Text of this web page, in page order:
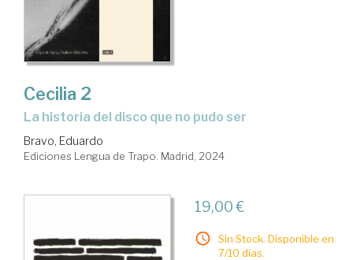
Cecilia 2
La historia del disco que no pudo ser
Bravo, Eduardo
Ediciones Lengua de Trapo. Madrid, 2024
19,00 €
Sin Stock. Disponible en
7/10 días.